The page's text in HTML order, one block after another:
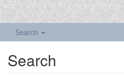
Search
Search